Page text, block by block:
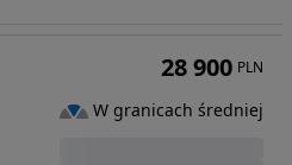
28 900 PLN
W granicach średniej